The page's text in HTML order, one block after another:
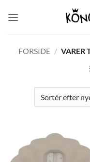
FORSIDE / VARER